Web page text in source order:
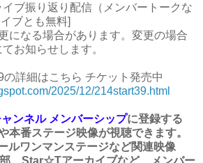
ブ振り返り配信（メンバートークな
ブとも無料]
になる場合があります。変更の場合
お知らせします。
詳細はこちら チケット発売中
2025/12/214start39.html
ンネル メンバーシップに登録する
本番ステージ映像が視聴できます。
ルワンマンステージなど関連映像
、Star☆Tアーカイブなど、メンバー